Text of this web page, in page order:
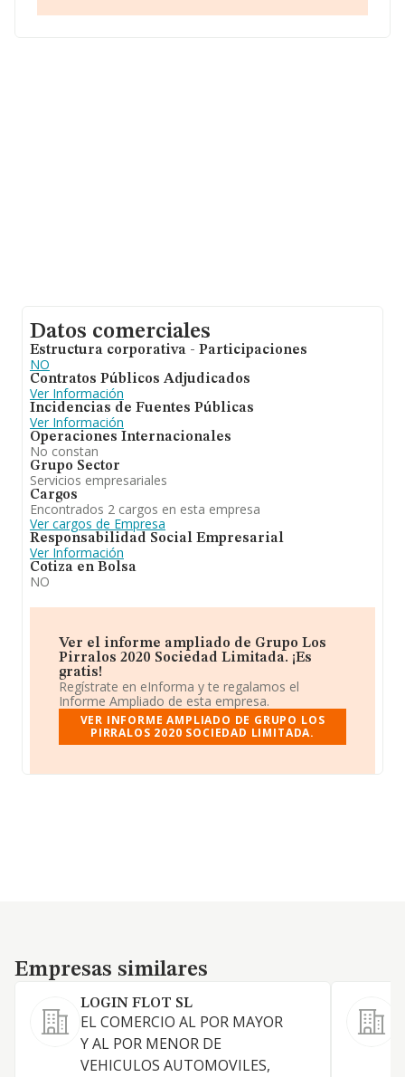
La compañíaGrupo Los Pirralos 2020 Sociedad
Datos comerciales
Estructura corporativa - Participaciones
NO
Contratos Públicos Adjudicados
Ver Información
Incidencias de Fuentes Públicas
Ver Información
Operaciones Internacionales
No constan
Grupo Sector
Servicios empresariales
Cargos
Encontrados 2 cargos en esta empresa
Ver cargos de Empresa
Responsabilidad Social Empresarial
Ver Información
Cotiza en Bolsa
NO
Ver el informe ampliado de Grupo Los
Pirralos 2020 Sociedad Limitada. ¡Es
gratis!
Regístrate en eInforma y te regalamos el
Informe Ampliado de esta empresa.
VER INFORME AMPLIADO DE GRUPO LOS
PIRRALOS 2020 SOCIEDAD LIMITADA.
Empresas similares
Empresas similares
LOGIN FLOT SL
EL COMERCIO AL POR MAYOR
Y AL POR MENOR DE
VEHICULOS AUTOMOVILES,